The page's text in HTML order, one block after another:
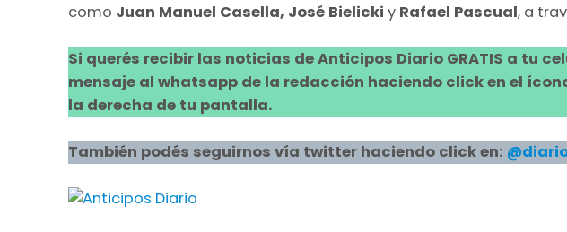
como Juan Manuel Casella, José Bielicki y Rafael Pascual, a
Si querés recibir las noticias de Anticipos Diario GRATIS a tu
mensaje al whatsapp de la redacción haciendo click en el
la derecha de tu pantalla.
También podés seguirnos vía twitter haciendo click en: